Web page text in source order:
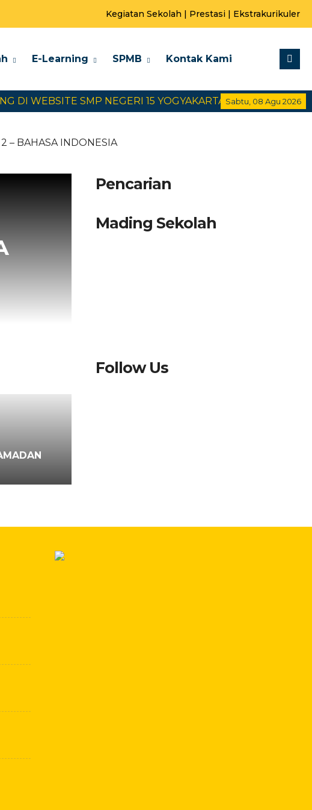
Kegiatan Sekolah | Prestasi | Ekstrakurikuler
E-Learning SPMB Kontak Kami
Sabtu, 08 Agu 2026
DI WEBSITE SMP NEGERI 15 YOGYAKARTA SELAMAT
– BAHASA INDONESIA
Pencarian
Mading Sekolah
Follow Us